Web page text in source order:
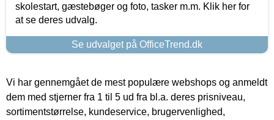
skolestart, gæstebøger og foto, tasker m.m. Klik her for
at se deres udvalg.
Se udvalget på OfficeTrend.dk
Vi har gennemgået de mest populære webshops og anmeldt
dem med stjerner fra 1 til 5 ud fra bl.a. deres prisniveau,
sortimentstørrelse, kundeservice, brugervenlighed,